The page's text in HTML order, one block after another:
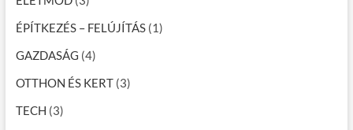
c
i
ó
ÉPÍTKEZÉS – FELÚJÍTÁS(1)
GAZDASÁG (4)
OTTHON ÉS KERT(3)
TECH (3)